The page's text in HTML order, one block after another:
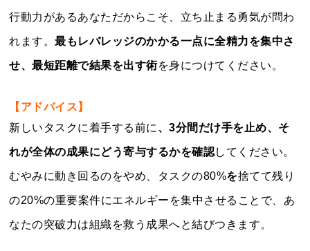
行動力があるあなただからこそ、立ち止まる勇気が問わ
れます。最もレバレッジのかかる一点に全精力を集中さ
せ、最短距離で結果を出す術を身につけてください。
【アドバイス】
新しいタスクに着手する前に 、3分間だけ手を止め、そ
れが全体の成果にどう寄与するかを確認してください。
むやみに動き回るのをやめ、タスクの80%を捨てて残り
の20%の重要案件にエネルギーを集中させることで、あ
なたの突破力は組織を救う成果へと結びつきます。